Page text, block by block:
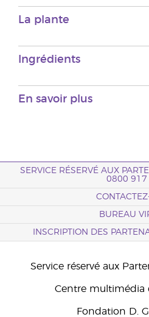
La plante
Ingrédients
En savoir plus
SERVICE RÉSERVÉ AUX
0800 917
BUREAU
INSCRIPTION DES
Service réservé aux
Centre multimédia
Fondation D.